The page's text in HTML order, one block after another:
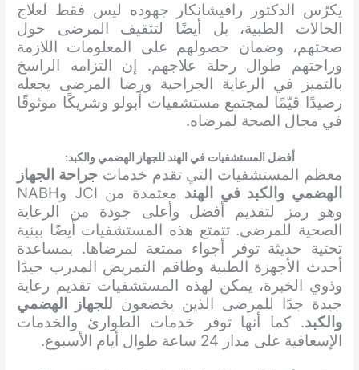
يكرّس الدكتور رافيشانكار جهوده ليس فقط لعلاج
الحالات الطبية، بل أيضًا لتثقيف المرضى حول
صحتهم، وضمان حصولهم على المعلومات اللازمة
وراحتهم طوال رحلة علاجهم. إن التزامه الراسخ
بالتميز في الرعاية الجراحية ورضا المرضى يجعله
رصيدًا قيّمًا لمجتمع مستشفيات أبولو وشريكًا موثوقًا
في مجال الصحة لمرضاه.
أفضل المستشفيات في الهند للجهاز الهضمي والكبد:
معظم المستشفيات التي تقدم خدمات جراحة الجهاز
الهضمي والكبد في الهند
معتمدة من JCI وNABH
وهو رمز لتقديم أفضل وأعلى جودة من الرعاية
الصحية للمرضى. تتمتع هذه المستشفيات أيضًا ببنية
تحتية حديثة توفر أجواء ممتعة لمرضاها. بمساعدة
أحدث الأجهزة الطبية وطاقم التمريض المدرب جيدًا
وذوي الخبرة، يمكن لهذه المستشفيات تقديم رعاية
جيدة جدًا للمرضى الذين يخضعون للجهاز الهضمي
والكبد. كما أنها توفر خدمات الطوارئ والخدمات
الإسعافية على مدار 24 ساعة طوال أيام الأسبوع.